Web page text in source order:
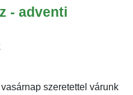
- adventi
szeretettel várunk